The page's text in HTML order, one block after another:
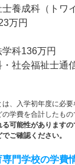
養成科（トワ
万円
科136万円
社会福祉士通
、入学初年度に必
学費を合計したもの
可能性があります
ご確認ください。
専門学校の学費